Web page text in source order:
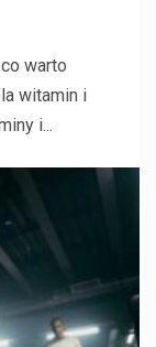
warto
witamin i
i...